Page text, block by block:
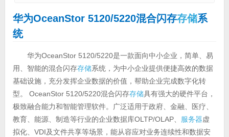
华为OceanStor 5120/5220混合闪存存储系
统
华为OceanStor 5120/5220是一款面向中小企业，简单、易
用、智能的混合闪存存储系统，为中小企业提供便捷高效的数据
基础设施，充分发挥企业数据的价值，帮助企业完成数字化转
型。 OceanStor 5120/5220混合闪存存储具有强大的硬件平台，
极致融合能力和智能管理软件。广泛适用于政府、金融、医疗、
教育、能源、制造等行业的企业数据库OLTP/OLAP、 服务器虚
拟化、VDI及文件共享等场景，能从容应对业务连续性和数据安